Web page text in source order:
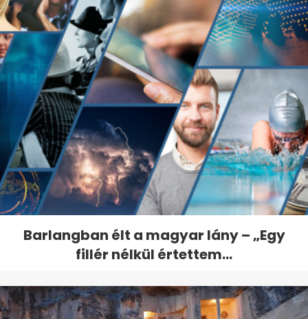
Barlangban élt a magyar lány – „Egy
fillér nélkül értettem...